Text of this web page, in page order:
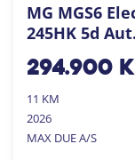
MG MGS6
245HK 5d Aut.
294.900
11 KM
2026
MAX DUE A/S